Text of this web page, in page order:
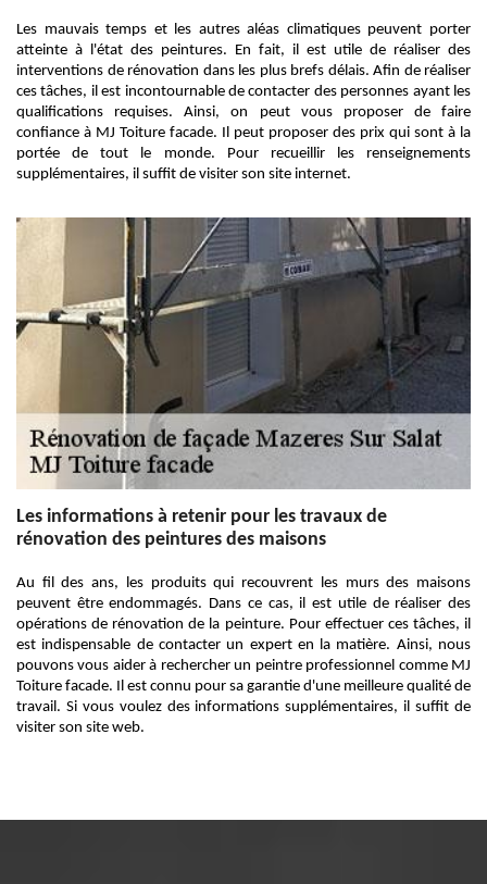
Les mauvais temps et les autres aléas climatiques peuvent porter
atteinte à l'état des peintures. En fait, il est utile de réaliser des
interventions de rénovation dans les plus brefs délais. Afin de réaliser
ces tâches, il est incontournable de contacter des personnes ayant les
qualifications requises. Ainsi, on peut vous proposer de faire
confiance à MJ Toiture facade. Il peut proposer des prix qui sont à la
portée de tout le monde. Pour recueillir les renseignements
supplémentaires, il suffit de visiter son site internet.
Les informations à retenir pour les travaux de
rénovation des peintures des maisons
Au fil des ans, les produits qui recouvrent les murs des maisons
peuvent être endommagés. Dans ce cas, il est utile de réaliser des
opérations de rénovation de la peinture. Pour effectuer ces tâches, il
est indispensable de contacter un expert en la matière. Ainsi, nous
pouvons vous aider à rechercher un peintre professionnel comme MJ
Toiture facade. Il est connu pour sa garantie d'une meilleure qualité de
travail. Si vous voulez des informations supplémentaires, il suffit de
visiter son site web.